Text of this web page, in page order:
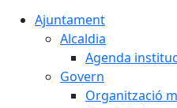
Ajuntament
Alcaldia
Agenda
Govern
Organització